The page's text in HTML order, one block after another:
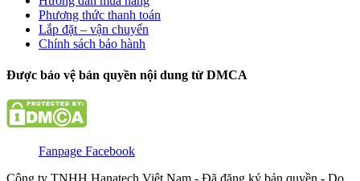
Phương thức thanh toán
Lắp đặt – vận chuyển
Chính sách bảo hành
Được bảo vệ bản quyền nội dung từ DMCA
Fanpage Facebook
Công ty TNHH Hanatech Việt Nam - Đã đăng ký bản quyền - Do